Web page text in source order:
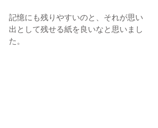
記憶にも残りやすいのと、それが思い
出として残せる紙を良いなと思いまし
た。